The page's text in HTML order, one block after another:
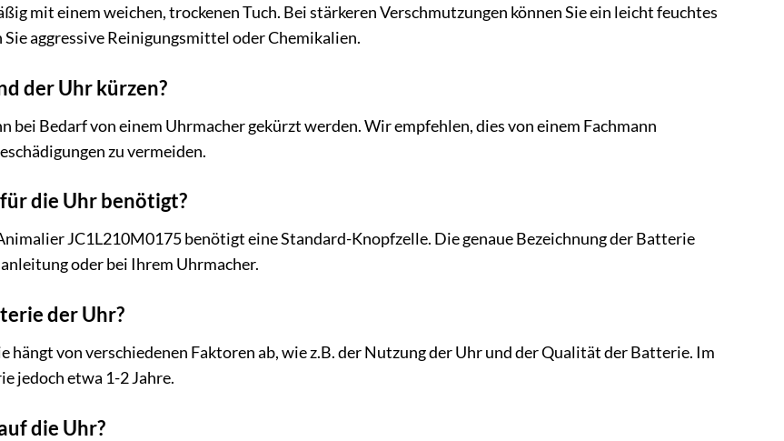
mit einem weichen, trockenen Tuch. Bei stärkeren Verschmutzungen können Sie ein leicht feuchtes
aggressive Reinigungsmittel oder Chemikalien.
der Uhr kürzen?
bei Bedarf von einem Uhrmacher gekürzt werden. Wir empfehlen, dies von einem Fachmann
zu vermeiden.
die Uhr benötigt?
JC1L210M0175 benötigt eine Standard-Knopfzelle. Die genaue Bezeichnung der Batterie
oder bei Ihrem Uhrmacher.
der Uhr?
hängt von verschiedenen Faktoren ab, wie z.B. der Nutzung der Uhr und der Qualität der Batterie. Im
jedoch etwa 1-2 Jahre.
die Uhr?